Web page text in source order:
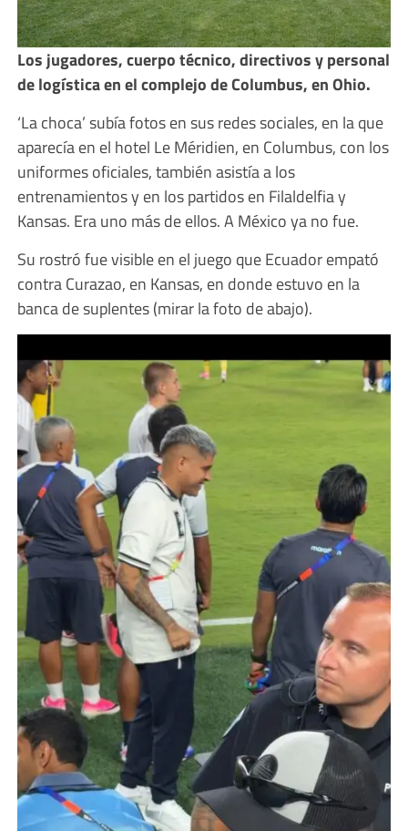
Los jugadores, cuerpo técnico, directivos y personal
de logística en el complejo de Columbus, en Ohio.
‘La choca’ subía fotos en sus redes sociales, en la que
aparecía en el hotel Le Méridien, en Columbus, con los
uniformes oficiales, también asistía a los
entrenamientos y en los partidos en Filaldelfia y
Kansas. Era uno más de ellos. A México ya no fue.
Su rostró fue visible en el juego que Ecuador empató
contra Curazao, en Kansas, en donde estuvo en la
banca de suplentes (mirar la foto de abajo).